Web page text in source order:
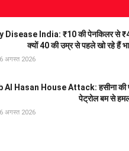
Disease India: ₹10 की पेनकिलर से
क्यों 40 की उम्र से पहले खो रहे हैं
अगस्त 2026
Al Hasan House Attack: हसीना की
पेट्रोल बम से
अगस्त 2026